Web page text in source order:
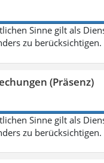
Sinne gilt als
zu berücksichtigen.
(Präsenz)
Sinne gilt als
zu berücksichtigen.